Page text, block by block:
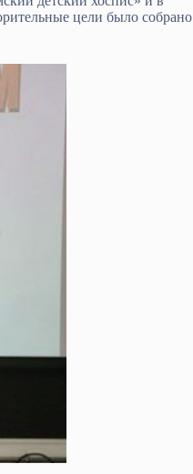
цели было собрано